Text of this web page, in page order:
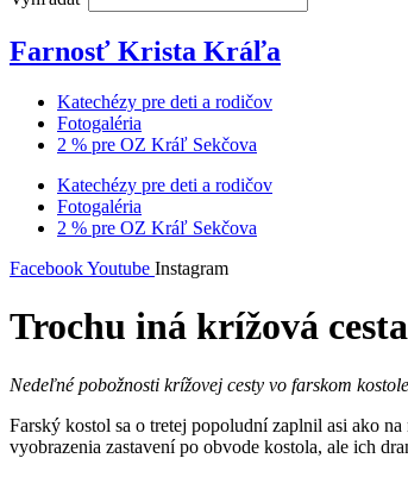
Farnosť Krista Kráľa
Katechézy pre deti a rodičov
Fotogaléria
2 % pre OZ Kráľ Sekčova
Katechézy pre deti a rodičov
Fotogaléria
2 % pre OZ Kráľ Sekčova
FacebookYoutube Instagram
Trochu iná krížová cesta
Nedeľné pobožnosti krížovej cesty vo farskom
Farský kostol sa o tretej popoludní zaplnil asi ako
vyobrazenia zastavení po obvode kostola, ale ich